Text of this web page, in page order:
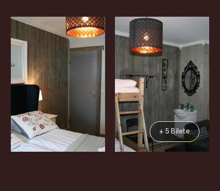
+ 5 Bilete